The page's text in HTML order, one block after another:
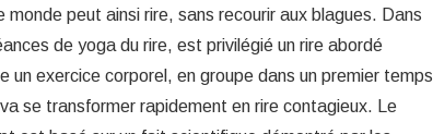
monde peut ainsi rire, sans recourir aux blagues. Dans
de yoga du rire, est privilégié un rire abordé
un exercice corporel, en groupe dans un premier temps
se transformer rapidement en rire contagieux. Le